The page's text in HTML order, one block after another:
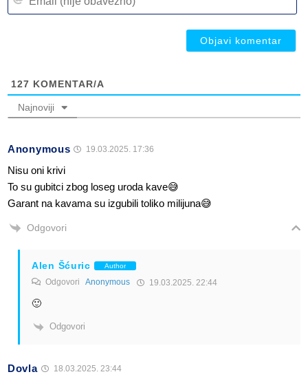
127 KOMENTAR/A
Najnoviji
Anonymous 19.03.2025. 17:36
Nisu oni krivi
To su gubitci zbog loseg uroda kave😅
Garant na kavama su izgubili toliko milijuna😅
Odgovori
Alen Šćuric Author
Odgovori Anonymous 19.03.2025. 22:44
🙂
Odgovori
Dovla 18.03.2025. 23:44